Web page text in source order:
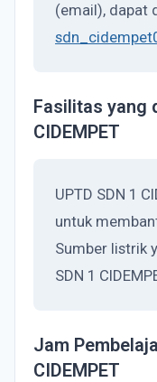
(email), dapat
Fasilitas yang
CIDEMPET
UPTD SDN 1
untuk
Sumber listrik
SDN 1
Jam
CIDEMPET